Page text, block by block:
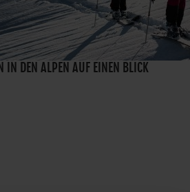
IN DEN ALPEN AUF EINEN BLICK